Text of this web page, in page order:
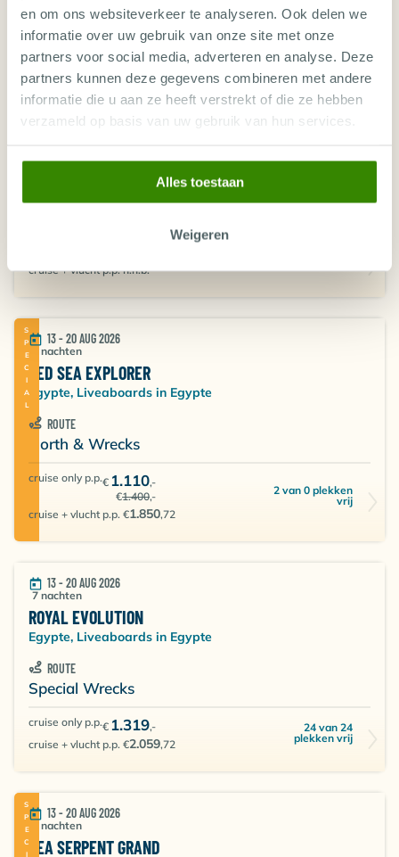
en om ons websiteverkeer te analyseren. Ook delen we
informatie over uw gebruik van onze site met onze
partners voor social media, adverteren en analyse. Deze
partners kunnen deze gegevens combineren met andere
informatie die u aan ze heeft verstrekt of die ze hebben
verzameld op basis van uw gebruik van hun services.
Alles toestaan
Weigeren
cruise only p.p. 1.384
cruise + vlucht p.p. n.n.b.
plekken vrij
14 nachten
Egypte, Liveaboards in Egypte
cruise + vlucht p.p. n.n.b.
SPECIAL 13 - 20 AUG 2026
7 nachten
RED SEA EXPLORER
Egypte, Liveaboards in Egypte
ROUTE
North & Wrecks
cruise only p.p.€ 1.110,-
€1.400,-
cruise + vlucht p.p. €1.850,72
2 van 0 plekken
vrij
13 - 20 AUG 2026
7 nachten
ROYAL EVOLUTION
Egypte, Liveaboards in Egypte
ROUTE
Special Wrecks
cruise only p.p.€ 1.319,-
cruise + vlucht p.p. €2.059,72
24 van 24
plekken vrij
13 - 20 AUG 2026
7 nachten
SEA SERPENT GRAND